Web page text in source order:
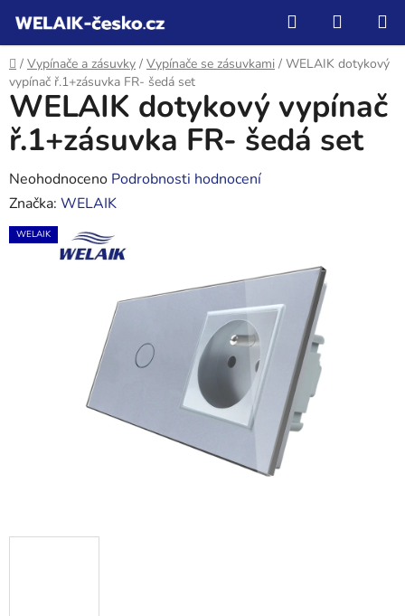
obsah
Hledat
KOŠÍK
Domů
/ Vypínače a zásuvky / Vypínače se zásuvkami / WELAIK dotykový
vypínač ř.1+zásuvka FR- šedá set
WELAIK dotykový vypínač
ř.1+zásuvka FR- šedá set
Průměrné
hodnocení
produktu
Neohodnoceno Podrobnosti hodnocení
Značka: WELAIK
WELAIK